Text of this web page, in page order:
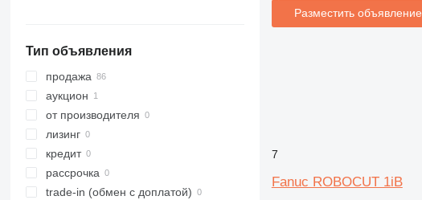
Тип объявления
продажа
аукцион
от производителя
лизинг
кредит
рассрочка
trade-in (обмен с доплатой)
Разместить объявление
7
Fanuc ROBOCUT 1iB